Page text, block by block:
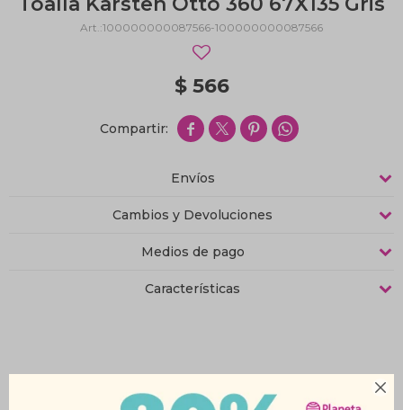

100000000087566-100000000087566
$ 566
   
Envíos
Cambios y Devoluciones
Medios de pago
Características
Productos que te pueden interesar